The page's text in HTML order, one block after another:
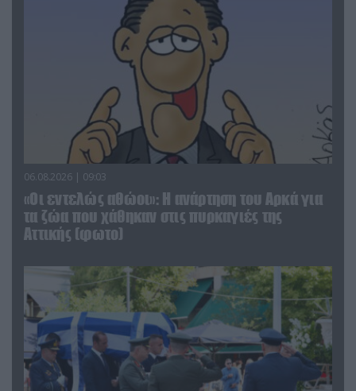
06.08.2026 | 09:03
«Οι εντελώς αθώοι»: Η ανάρτηση του Αρκά για
τα ζώα που χάθηκαν στις πυρκαγιές της
Αττικής (φωτο)